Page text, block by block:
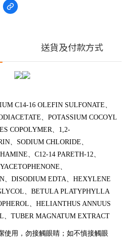
送貨及付款方式
C14-16 OLEFIN SULFONATE、
、POTASSIUM COCOYL
COPOLYMER、1,2-
、SODIUM CHLORIDE、
、C12-14 PARETH-12、
、
、DISODIUM EDTA、HEXYLENE
、BETULA PLATYPHYLLA
、HELIANTHUS ANNUUS
、TUBER MAGNATUM EXTRACT
使用，勿接觸眼睛；如不慎接觸眼